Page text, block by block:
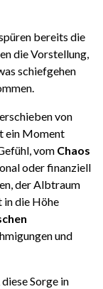
bereits die
die Vorstellung,
schiefgehen
von
ein Moment
vom Chaos
oder finanziell
der Albtraum
in die Höhe
und
Sorge in